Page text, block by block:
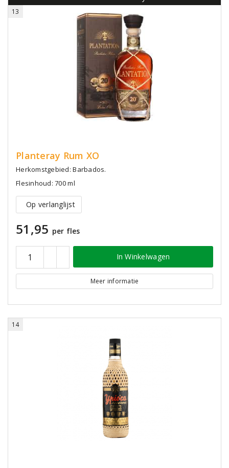
13
Planteray Rum XO
Herkomstgebied: Barbados.
Flesinhoud: 700 ml
Op verlanglijst
51,95 per fles
In Winkelwagen
Meer informatie
14